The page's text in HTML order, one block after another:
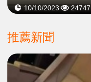
10/10/2023 24747
推薦新聞